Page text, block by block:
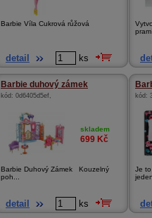
Barbie Víla Cukrová růžová
detail ks
Barbie duhový zámek
kód: 0d6405d5ef,
skladem
699 Kč
Barbie Duhový Zámek Kouzelný
poh...
detail ks
kód:
Je